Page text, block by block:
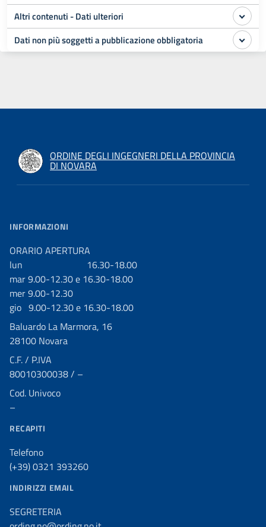
Altri contenuti - Dati ulteriori
Dati non più soggetti a pubblicazione obbligatoria
ORDINE DEGLI INGEGNERI DELLA PROVINCIA
DI NOVARA
INFORMAZIONI
ORARIO APERTURA
lun 16.30-18.00
mar 9.00-12.30 e 16.30-18.00
mer 9.00-12.30
gio 9.00-12.30 e 16.30-18.00
Baluardo La Marmora, 16
28100 Novara
C.F. / P.IVA
80010300038 / –
Cod. Univoco
–
RECAPITI
Telefono
(+39) 0321 393260
INDIRIZZI EMAIL
SEGRETERIA